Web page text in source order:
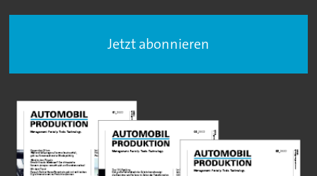
Jetzt abonnieren